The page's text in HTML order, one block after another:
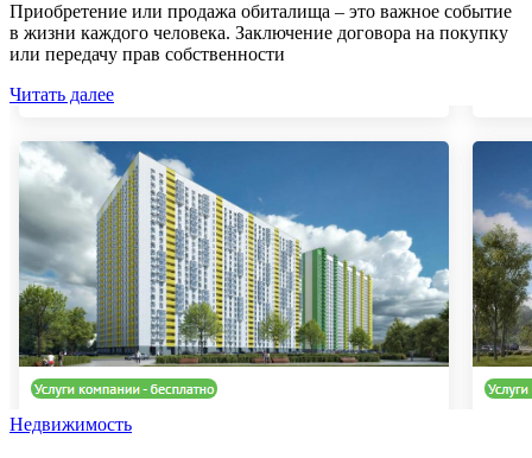
Приобретение или продажа обиталища – это важное событие
в жизни каждого человека. Заключение договора на покупку
или передачу прав собственности
Читать далее
Недвижимость